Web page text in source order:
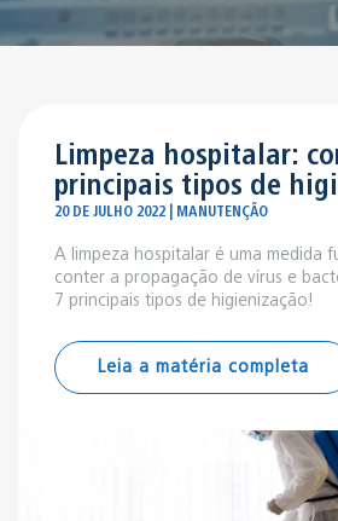
Limpeza hospitalar:
principais tipos de
20 DE JULHO 2022 | MANUTENÇÃO
A limpeza hospitalar é uma medida
conter a propagação de vírus e
7 principais tipos de higienização!
Leia a matéria completa